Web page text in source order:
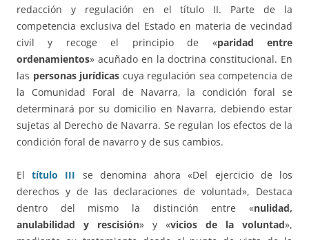
redacción y regulación en el título II. Parte de la
competencia exclusiva del Estado en materia de vecindad
civil y recoge el principio de «paridad entre
ordenamientos» acuñado en la doctrina constitucional. En
las personas jurídicas cuya regulación sea competencia de
la Comunidad Foral de Navarra, la condición foral se
determinará por su domicilio en Navarra, debiendo estar
sujetas al Derecho de Navarra. Se regulan los efectos de la
condición foral de navarro y de sus cambios.
Eltítulo III se denomina ahora «Del ejercicio de los
derechos y de las declaraciones de voluntad», Destaca
dentro del mismo la distinción entre «nulidad,
anulabilidad y rescisión» y «vicios de la voluntad»,